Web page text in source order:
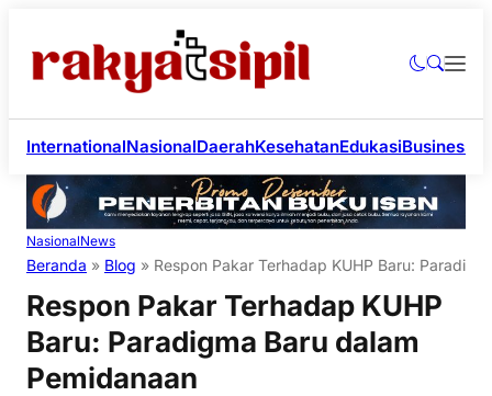
InternationalNasionalDaerahKesehatanEdukasiBusiness
NasionalNews
Beranda » Blog » Respon Pakar Terhadap KUHP Baru:
Respon Pakar Terhadap KUHP
Baru: Paradigma Baru dalam
Pemidanaan